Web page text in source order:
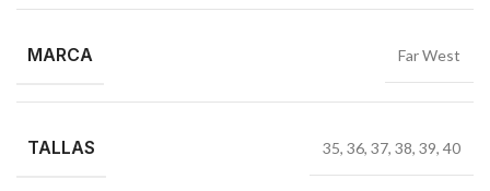
MARCA Far West
TALLAS 35, 36, 37, 38, 39, 40